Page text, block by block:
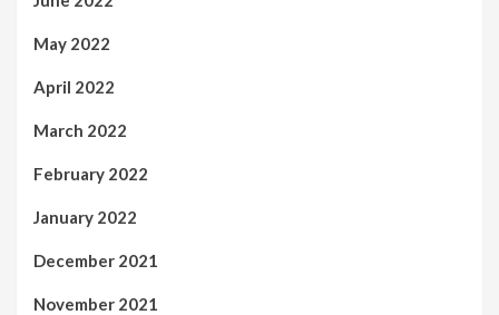
May 2022
April 2022
March 2022
February 2022
January 2022
December 2021
November 2021